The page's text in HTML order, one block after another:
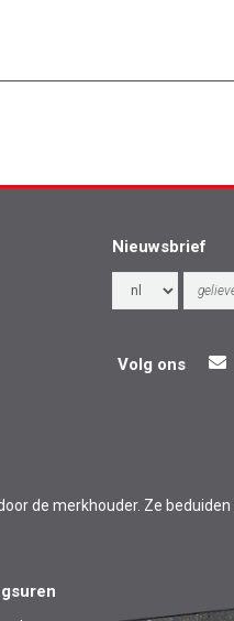
Nieuwsbrief
Volg ons
de merkhouder. Ze